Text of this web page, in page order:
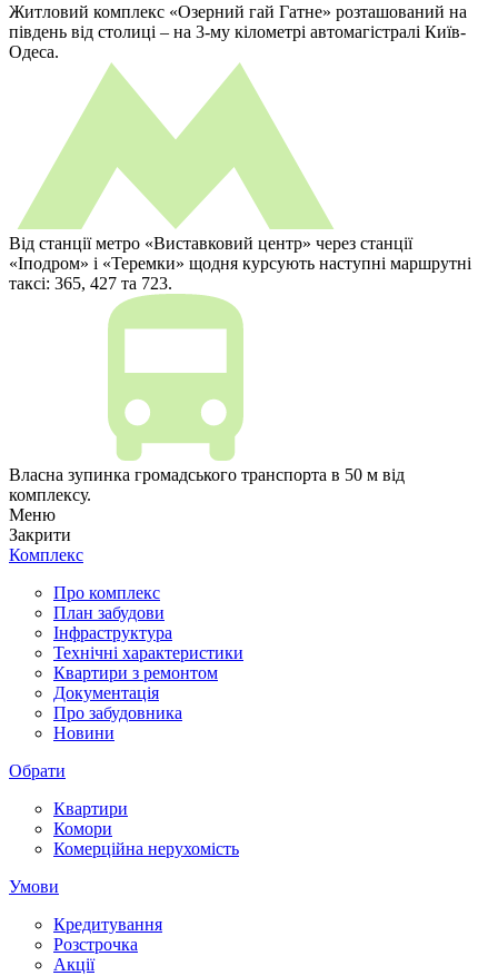
Житловий комплекс «Озерний гай Гатне» розташований на
південь від столиці – на 3-му кілометрі автомагістралі Київ-
Одеса.
Від станції метро «Виставковий центр» через станції
«Іподром» і «Теремки» щодня курсують наступні маршрутні
таксі: 365, 427 та 723.
Власна зупинка громадського транспорта в 50 м від
комплексу.
Меню
Закрити
Комплекс
Про комплекс
План забудови
Інфраструктура
Технічні характеристики
Квартири з ремонтом
Документація
Про забудовника
Новини
Обрати
Квартири
Комори
Комерційна нерухомість
Умови
Кредитування
Розстрочка
Акції